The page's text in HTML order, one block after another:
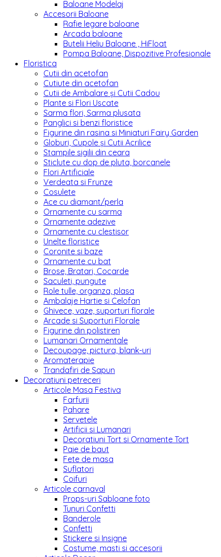
Baloane Modelaj
Accesorii Baloane
Rafie legare baloane
Arcada baloane
Butelii Heliu Baloane , HiFloat
Pompa Baloane, Dispozitive Profesionale
Floristica
Cutii din acetofan
Cutiute din acetofan
Cutii de Ambalare și Cutii Cadou
Plante si Flori Uscate
Sarma flori, Sarma plusata
Panglici si benzi floristice
Figurine din rasina si Miniaturi Fairy Garden
Globuri, Cupole și Cutii Acrilice
Stampile sigilii din ceara
Sticlute cu dop de pluta, borcanele
Flori Artificiale
Verdeata si Frunze
Cosulete
Ace cu diamant/perla
Ornamente cu sarma
Ornamente adezive
Ornamente cu clestisor
Unelte floristice
Coronite si baze
Ornamente cu bat
Brose, Bratari, Cocarde
Saculeti, pungute
Role tulle, organza, plasa
Ambalaje Hartie si Celofan
Ghivece, vaze, suporturi florale
Arcade si Suporturi Florale
Figurine din polistiren
Lumanari Ornamentale
Decoupage, pictura, blank-uri
Aromaterapie
Trandafiri de Sapun
Decoratiuni petreceri
Articole Masa Festiva
Farfurii
Pahare
Servetele
Artificii si Lumanari
Decoratiuni Tort si Ornamente Tort
Paie de baut
Fete de masa
Suflatori
Coifuri
Articole carnaval
Props-uri Sabloane foto
Tunuri Confetti
Banderole
Confetti
Stickere si Insigne
Costume, masti si accesorii